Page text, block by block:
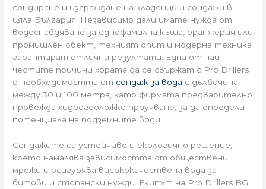
сондиране и изграждане на кладенци и сондажи в
цяла България. Независимо дали имате нужда от
водоснабдяване за еднофамилна къща, оранжерия или
промишлен обект, техният опит и модерна техника
гарантират отлични резултати. Една от най-
честите причини хората да се свържат с Pro Drillers
е необходимостта от сондаж за вода с дълбочина
между 30 и 100 метра, като фирмата предварително
провежда хидрогеоложко проучване, за да определи
потенциала на подземните води.
Сондажите са устойчиво и екологично решение,
което намалява зависимостта от обществени
мрежи и осигурява висококачествена вода за
битови и стопански нужди. Екипът на Pro Drillers BG